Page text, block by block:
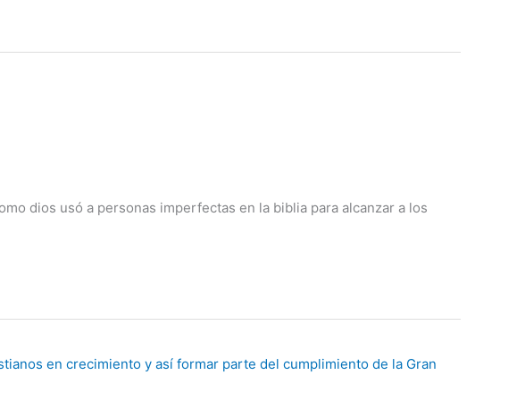
dios usó a personas imperfectas en la biblia para alcanzar a los